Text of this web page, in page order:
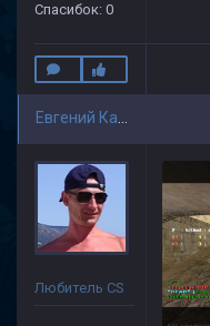
Спасибок: 0
Любитель CS